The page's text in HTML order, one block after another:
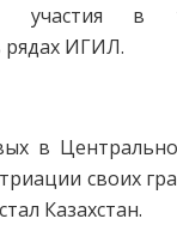
участия в
рядах ИГИЛ.
в
своих
Казахстан.